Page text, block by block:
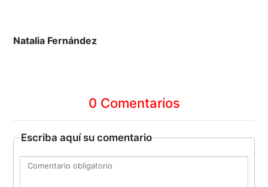
Natalia Fernández
0 Comentarios
Escriba aquí su comentario